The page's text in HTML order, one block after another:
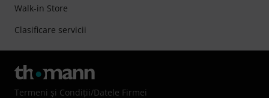
Walk-in Store
Clasificare servicii
Termeni şi Condiţii/Datele Firmei